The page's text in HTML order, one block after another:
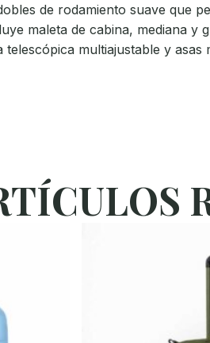
de rodamiento suave que
maleta de cabina, mediana y
telescópica multiajustable y